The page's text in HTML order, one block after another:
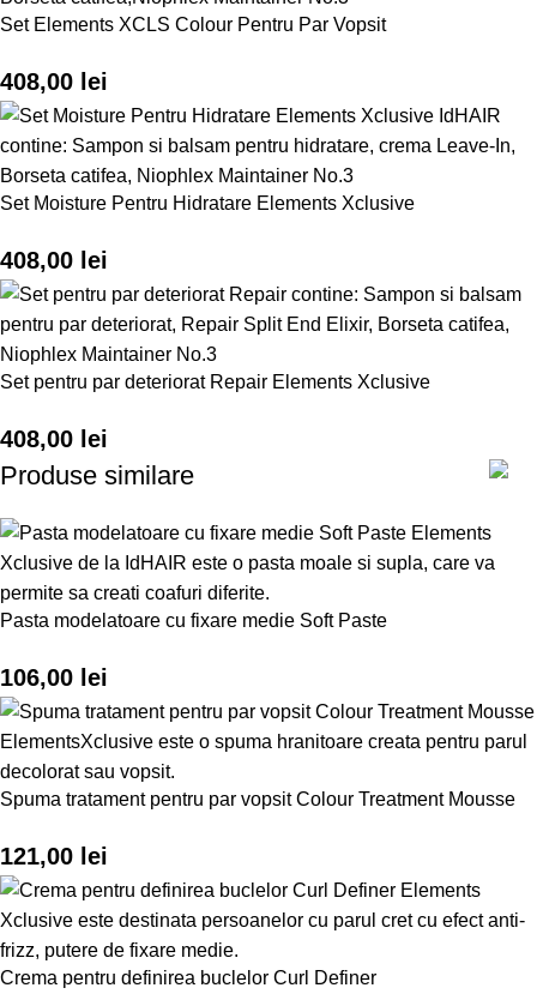
Set Elements XCLS Colour Pentru Par Vopsit
408,00 lei
Set Moisture Pentru Hidratare Elements Xclusive
408,00 lei
Set pentru par deteriorat Repair Elements Xclusive
408,00 lei
Produse similare
Pasta modelatoare cu fixare medie Soft Paste
106,00 lei
Spuma tratament pentru par vopsit Colour Treatment Mousse
121,00 lei
Crema pentru definirea buclelor Curl Definer